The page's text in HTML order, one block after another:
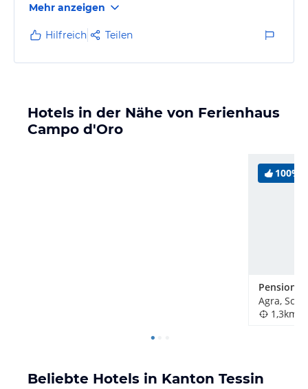
Ausstattung;
- gut gepflegter Garten mit tollem Ausblick über den
- gemütliche Sitzplätze im Haus, auf dem Balkon, der
- direkter Zugang zum wunderschönen,
naturbelassenen Privatstrand mit einer
Mehr anzeigen
Hilfreich Teilen
Hotels in der Nähe von Ferienhaus
Campo d'Oro
100%
Pension
Agra,
1,3km
Beliebte Hotels in Kanton Tessin